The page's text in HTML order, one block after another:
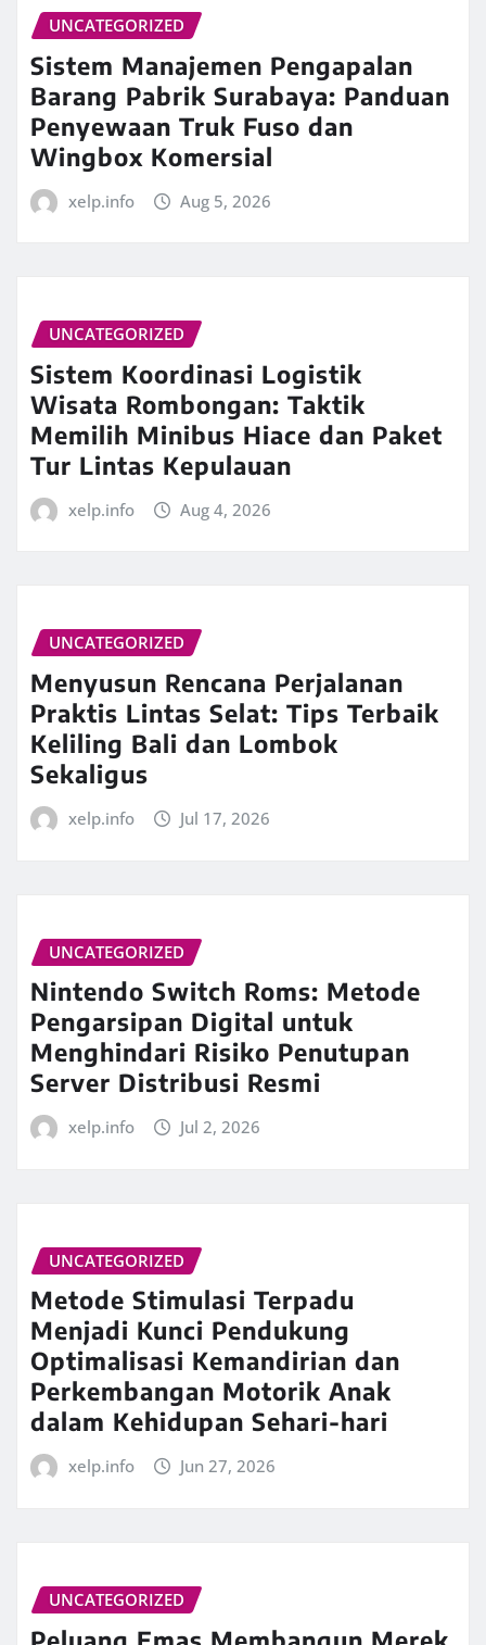
UNCATEGORIZED
Sistem Manajemen Pengapalan
Barang Pabrik Surabaya: Panduan
Penyewaan Truk Fuso dan
Wingbox Komersial
xelp.info Aug 5, 2026
UNCATEGORIZED
Sistem Koordinasi Logistik
Wisata Rombongan: Taktik
Memilih Minibus Hiace dan Paket
Tur Lintas Kepulauan
xelp.info Aug 4, 2026
UNCATEGORIZED
Menyusun Rencana Perjalanan
Praktis Lintas Selat: Tips Terbaik
Keliling Bali dan Lombok
Sekaligus
xelp.info Jul 17, 2026
UNCATEGORIZED
Nintendo Switch Roms: Metode
Pengarsipan Digital untuk
Menghindari Risiko Penutupan
Server Distribusi Resmi
xelp.info Jul 2, 2026
UNCATEGORIZED
Metode Stimulasi Terpadu
Menjadi Kunci Pendukung
Optimalisasi Kemandirian dan
Perkembangan Motorik Anak
dalam Kehidupan Sehari-hari
xelp.info Jun 27, 2026
UNCATEGORIZED